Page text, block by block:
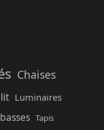
Chaises
Luminaires
Tapis